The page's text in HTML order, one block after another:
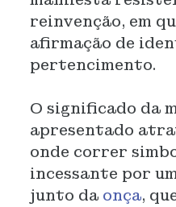
reinvenção, em
afirmação de
pertencimento.
O significado da
apresentado
onde correr
incessante por
junto da onça,